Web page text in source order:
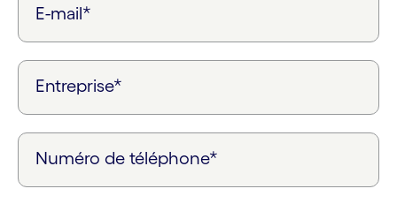
E-mail*
Entreprise*
Numéro de téléphone*